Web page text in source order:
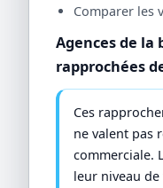
Comparer les
Agences de la
rapprochées
Ces
ne valent pas
commerciale.
leur niveau